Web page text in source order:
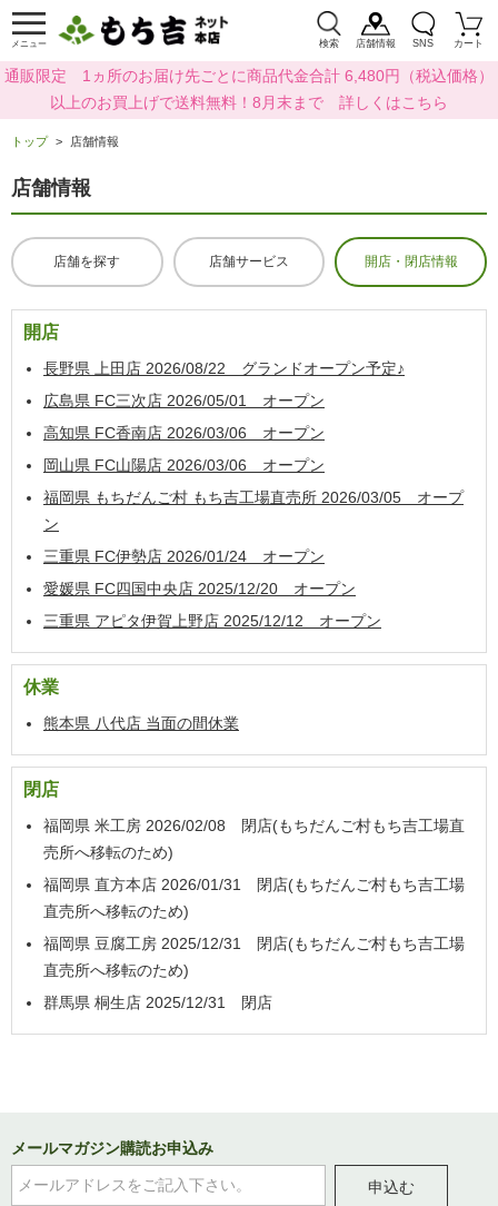
メニュー 検索 店舗情報 SNS カート
通販限定 1ヵ所のお届け先ごとに商品代金合計 6,480円（税込価格）
以上のお買上げで送料無料！8月末まで 詳しくはこちら
トップ 店舗情報
店舗情報
店舗を探す 店舗サービス 開店・閉店情報
開店
長野県 上田店 2026/08/22 グランドオープン予定♪
広島県 FC三次店 2026/05/01 オープン
高知県 FC香南店 2026/03/06 オープン
岡山県 FC山陽店 2026/03/06 オープン
福岡県 もちだんご村 もち吉工場直売所 2026/03/05 オープ
ン
三重県 FC伊勢店 2026/01/24 オープン
愛媛県 FC四国中央店 2025/12/20 オープン
三重県 アピタ伊賀上野店 2025/12/12 オープン
休業
熊本県 八代店 当面の間休業
閉店
福岡県 米工房 2026/02/08 閉店(もちだんご村もち吉工場直
売所へ移転のため)
福岡県 直方本店 2026/01/31 閉店(もちだんご村もち吉工場
直売所へ移転のため)
福岡県 豆腐工房 2025/12/31 閉店(もちだんご村もち吉工場
直売所へ移転のため)
群馬県 桐生店 2025/12/31 閉店
メールマガジン購読お申込み
申込む